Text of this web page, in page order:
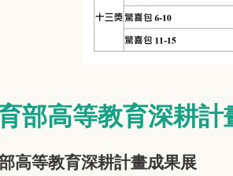
部高等教育深耕計
高等教育深耕計畫成果展